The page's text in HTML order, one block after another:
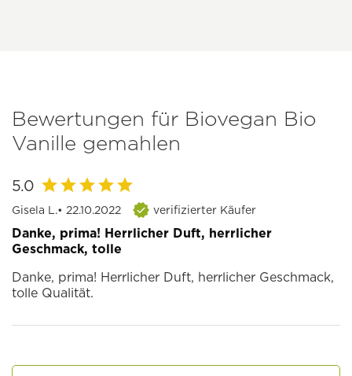
Bewertungen für Biovegan Bio
Vanille gemahlen
5.0
Gisela L.• 22.10.2022 verifizierter Käufer
Danke, prima! Herrlicher Duft, herrlicher
Geschmack, tolle
Danke, prima! Herrlicher Duft, herrlicher Geschmack,
tolle Qualität.